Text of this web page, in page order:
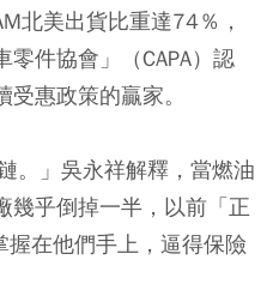
北美出貨比重達74％，
件協會」（CAPA）認
惠政策的贏家。
。」吳永祥解釋，當燃油
幾乎倒掉一半，以前「正
握在他們手上，逼得保險